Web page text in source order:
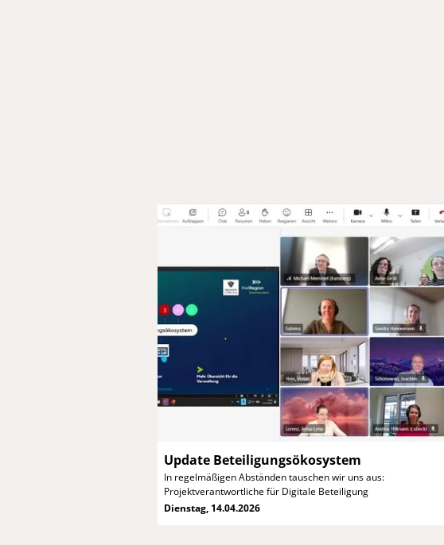
Update Beteiligungsökosystem
In regelmäßigen Abständen tauschen wir uns aus:
Projektverantwortliche für Digitale Beteiligung
Dienstag, 14.04.2026